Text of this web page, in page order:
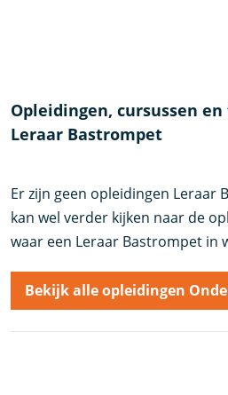
Opleidingen, cursussen
Leraar Bastrompet
Er zijn geen opleidingen Leraar
kan wel verder kijken naar de
waar een Leraar Bastrompet in
Bekijk alle opleidingen